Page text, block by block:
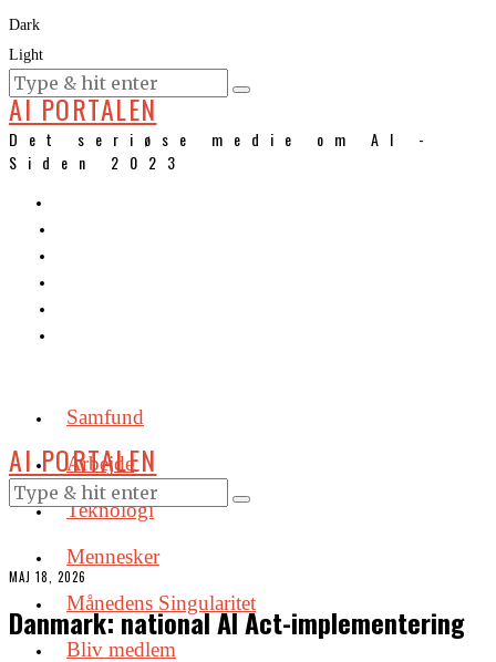
Dark
Light
KURSER
AI PORTALEN
Det seriøse medie om AI -
Siden 2023
Samfund
Arbejde
Teknologi
Mennesker
Månedens Singularitet
Bliv medlem
AI PORTALEN
MAJ 18, 2026
Danmark: national AI Act-implementering